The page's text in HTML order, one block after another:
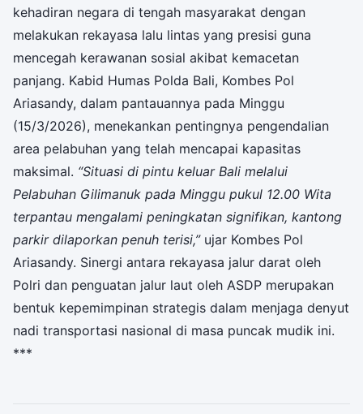
kehadiran negara di tengah masyarakat dengan
melakukan rekayasa lalu lintas yang presisi guna
mencegah kerawanan sosial akibat kemacetan
panjang. Kabid Humas Polda Bali, Kombes Pol
Ariasandy, dalam pantauannya pada Minggu
(15/3/2026), menekankan pentingnya pengendalian
area pelabuhan yang telah mencapai kapasitas
maksimal. “Situasi di pintu keluar Bali melalui
Pelabuhan Gilimanuk pada Minggu pukul 12.00 Wita
terpantau mengalami peningkatan signifikan, kantong
parkir dilaporkan penuh terisi,”ujar Kombes Pol
Ariasandy. Sinergi antara rekayasa jalur darat oleh
Polri dan penguatan jalur laut oleh ASDP merupakan
bentuk kepemimpinan strategis dalam menjaga denyut
nadi transportasi nasional di masa puncak mudik ini.
***